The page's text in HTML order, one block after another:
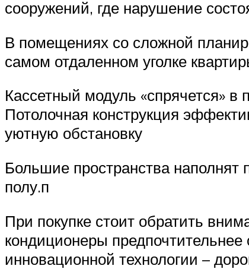
сооружений, где нарушение
В помещениях со сложной
самом отдаленном уголке
Кассетный модуль «спрячется»
Потолочная конструкция
уютную обстановку
Большие пространства
полу.п
При покупке стоит обратить
кондиционеры
инновационной технологии –